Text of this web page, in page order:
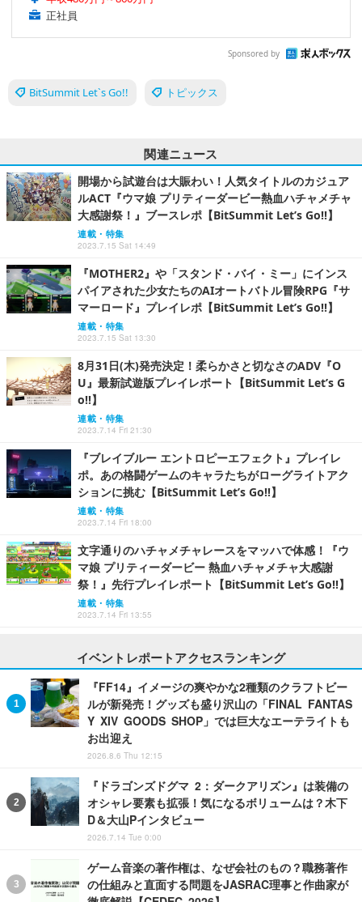
正社員
Sponsored by
BitSummit Let`s Go!! トピックス
関連ニュース
開場から試遊台は大賑わい！人気タイトルのカジュア
ルACT『ウマ娘 プリティーダービー熱血ハチャメチャ
大感謝祭！』ブースレポ【BitSummit Let’s Go!!】
連載・特集
2023.7.15 Sat 14:49
『MOTHER2』や「スタンド・バイ・ミー」にインス
パイアされた少女たちのAIオートバトル冒険RPG『サ
マーロード』プレイレポ【BitSummit Let’s Go!!】
連載・特集
2023.7.15 Sat 13:30
8月31日(木)発売決定！柔らかさと切なさのADV『O
U』最新試遊版プレイレポート【BitSummit Let’s G
o!!】
連載・特集
2023.7.14 Fri 21:30
『ブレイブルー エントロピーエフェクト』プレイレ
ポ。あの格闘ゲームのキャラたちがローグライトアク
ションに挑む【BitSummit Let’s Go!!】
連載・特集
2023.7.14 Fri 18:00
文字通りのハチャメチャレースをマッハで体感！『ウ
マ娘 プリティーダービー 熱血ハチャメチャ大感謝
祭！』先行プレイレポート【BitSummit Let’s Go!!】
連載・特集
2023.7.14 Fri 13:55
イベントレポートアクセスランキング
『FF14』イメージの爽やかな2種類のクラフトビー
ルが新発売！グッズも盛り沢山の「FINAL FANTAS
Y XIV GOODS SHOP」では巨大なエーテライトも
お出迎え
2026.8.6 Thu 12:15
『ドラゴンズドグマ 2：ダークアリズン』は装備の
オシャレ要素も拡張！気になるボリュームは？木下
D＆大山Pインタビュー
2026.7.14 Tue 0:00
ゲーム音楽の著作権は、なぜ会社のもの？職務著作
の仕組みと直面する問題をJASRAC理事と作曲家が